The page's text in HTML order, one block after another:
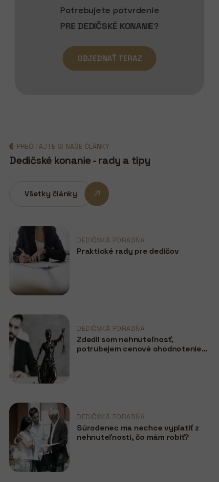
Potrebujete potvrdenie
PRE DEDIČSKÉ KONANIE?
OBJEDNAŤ TERAZ
PREČÍTAJTE SI NAŠE ČLÁNKY
Dedičské konanie - rady a tipy
Všetky články
DEDIČSKÁ PORADŇA
Praktické rady pre dedičov
DEDIČSKÁ PORADŇA
Zdedil som nehnuteľnosť,
potrubejem cenové ohodnotenie
DEDIČSKÁ PORADŇA
Súrodenec ma nechce vyplatiť z
nehnuteľnosti, čo mám robiť?